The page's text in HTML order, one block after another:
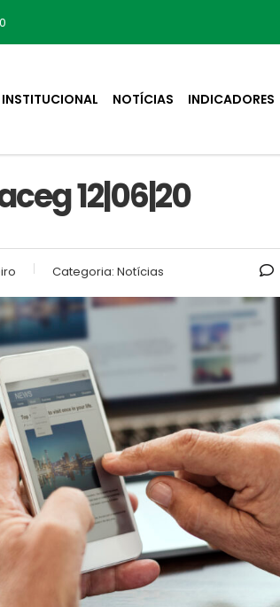
INSTITUCIONAL NOTÍCIAS INDICADORES
12|06|20
Categoria: Notícias